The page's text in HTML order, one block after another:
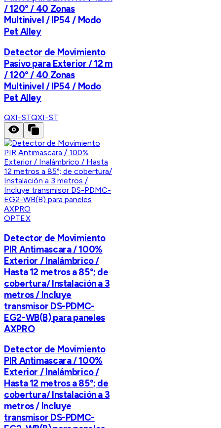
/ 120° / 40 Zonas
Multinivel / IP54 / Modo
Pet Alley
Detector de Movimiento
Pasivo para Exterior / 12 m
/ 120° / 40 Zonas
Multinivel / IP54 / Modo
Pet Alley
QXI-STQXI-ST
OPTEX
Detector de Movimiento
PIR Antimascara / 100%
Exterior / Inalámbrico /
Hasta 12 metros a 85°; de
cobertura/ Instalación a 3
metros / Incluye
transmisor DS-PDMC-
EG2-WB(B) para paneles
AXPRO
Detector de Movimiento
PIR Antimascara / 100%
Exterior / Inalámbrico /
Hasta 12 metros a 85°; de
cobertura/ Instalación a 3
metros / Incluye
transmisor DS-PDMC-